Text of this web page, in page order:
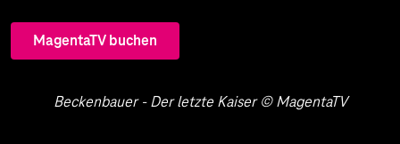
MagentaTV buchen
Beckenbauer - Der letzte Kaiser © MagentaTV